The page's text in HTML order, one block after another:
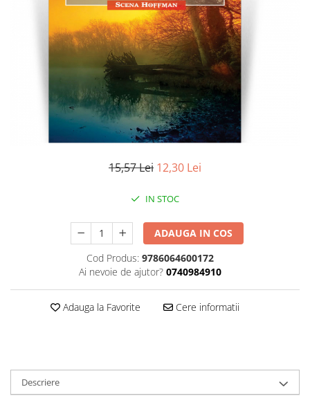
Contemporana
Universala
Universala
Publicistica / Reportaje / Interviuri
Sociologie si filozofie
15,57 Lei 12,30 Lei
IN STOC
ADAUGA IN COS
Cod Produs: 9786064600172
Ai nevoie de ajutor? 0740984910
Adauga la Favorite Cere informatii
Descriere